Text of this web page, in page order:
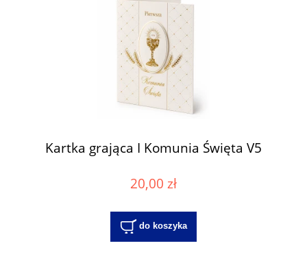
Kartka grająca I Komunia Święta V5
20,00 zł
do koszyka